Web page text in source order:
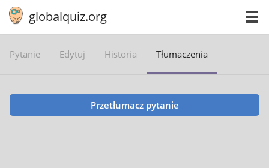
globalquiz.org
Pytanie Edytuj Historia Tłumaczenia
Przetłumacz pytanie